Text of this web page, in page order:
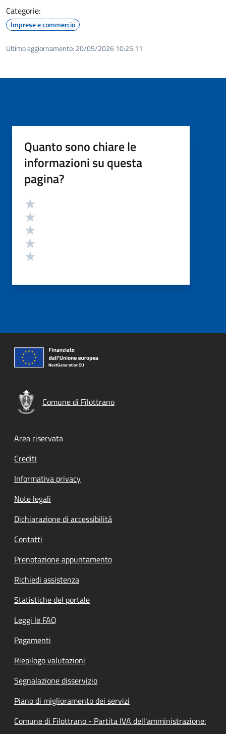
Categorie:
Imprese e commercio
Ultimo aggiornamento: 20/05/2026 10:25.11
Quanto sono chiare le
informazioni su questa
pagina?
Valutazione
Comune di Filottrano
Footer menu
Area riservata
Crediti
Informativa privacy
Note legali
Dichiarazione di accessibilità
Contatti
Prenotazione appuntamento
Richiedi assistenza
Statistiche del portale
Leggi le FAQ
Pagamenti
Riepilogo valutazioni
Segnalazione disservizio
Piano di miglioramento dei servizi
Comune di Filottrano - Partita IVA dell'amministrazione: